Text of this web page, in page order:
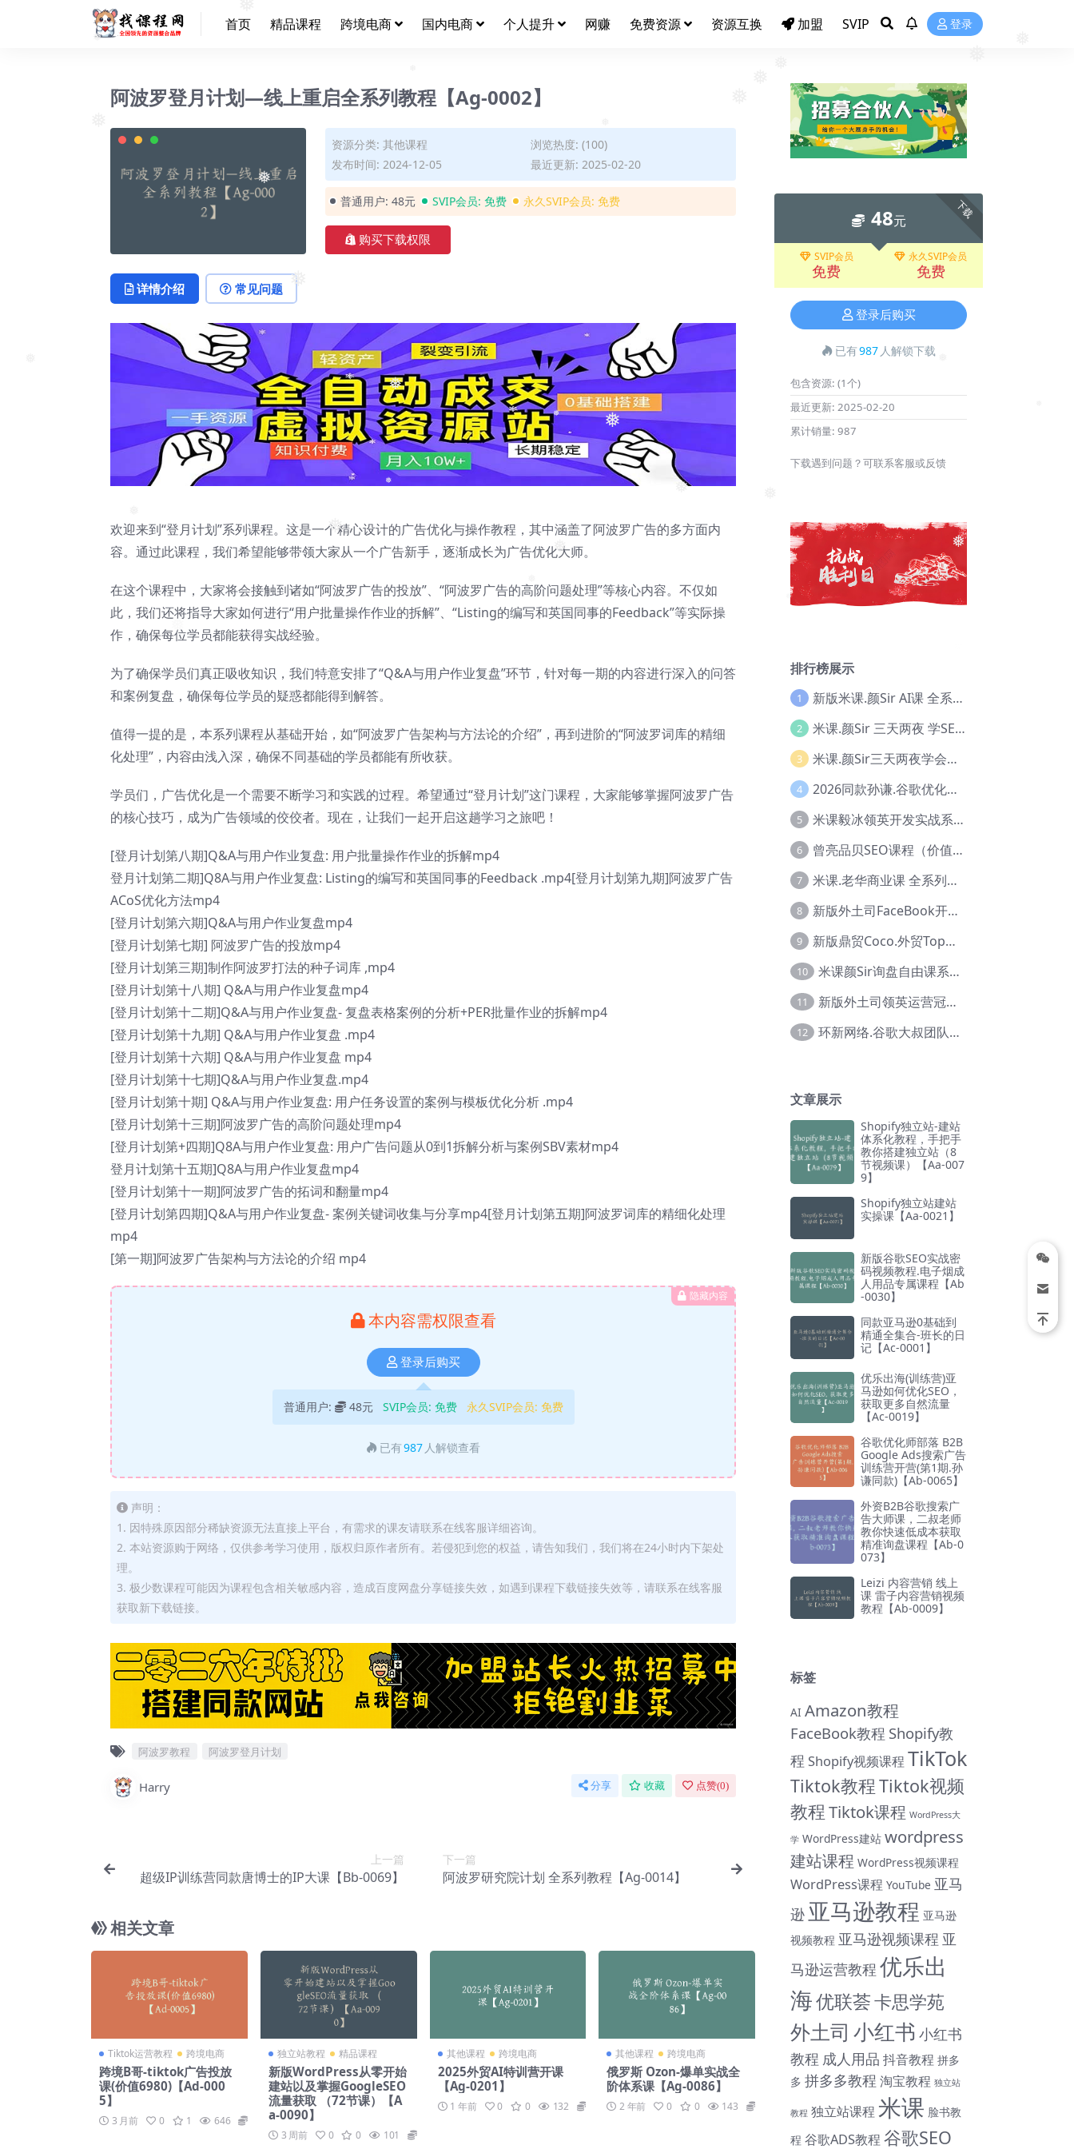
❅
❅
❅
❅
❅
❅
❅
❅
❅
❅
❅
❅
❅
❅ ❅
❅
首页 精品课程 跨境电商 国内电商 个人提升 网赚 免费资源 资源互换 加盟 SVIP 登录
阿波罗登月计划—线上重启全系列教程【Ag-0002】
资源分类: 其他课程
浏览热度: (100)
发布时间: 2024-12-05
最近更新: 2025-02-20
普通用户: 48元 SVIP会员: 免费 永久SVIP会员: 免费
购买下载权限
详情介绍 常见问题
欢迎来到“登月计划”系列课程。这是一个精心设计的广告优化与操作教程，其中涵盖了阿波罗广告的多方面内
容。通过此课程，我们希望能够带领大家从一个广告新手，逐渐成长为广告优化大师。
在这个课程中，大家将会接触到诸如“阿波罗广告的投放”、“阿波罗广告的高阶问题处理”等核心内容。不仅如
此，我们还将指导大家如何进行“用户批量操作作业的拆解”、“Listing的编写和英国同事的Feedback”等实际操
作，确保每位学员都能获得实战经验。
为了确保学员们真正吸收知识，我们特意安排了“Q&A与用户作业复盘”环节，针对每一期的内容进行深入的问答
和案例复盘，确保每位学员的疑惑都能得到解答。
值得一提的是，本系列课程从基础开始，如“阿波罗广告架构与方法论的介绍”，再到进阶的“阿波罗词库的精细
化处理”，内容由浅入深，确保不同基础的学员都能有所收获。
学员们，广告优化是一个需要不断学习和实践的过程。希望通过“登月计划”这门课程，大家能够掌握阿波罗广告
的核心技巧，成为广告领域的佼佼者。现在，让我们一起开启这趟学习之旅吧！
[登月计划第八期]Q&A与用户作业复盘: 用户批量操作作业的拆解mp4
登月计划第二期]Q8A与用户作业复盘: Listing的编写和英国同事的Feedback .mp4[登月计划第九期]阿波罗广告
ACoS优化方法mp4
[登月计划第六期]Q&A与用户作业复盘mp4
[登月计划第七期] 阿波罗广告的投放mp4
[登月计划第三期]制作阿波罗打法的种子词库 ,mp4
[登月计划第十八期] Q&A与用户作业复盘mp4
[登月计划第十二期]Q&A与用户作业复盘- 复盘表格案例的分析+PER批量作业的拆解mp4
[登月计划第十九期] Q&A与用户作业复盘 .mp4
[登月计划第十六期] Q&A与用户作业复盘 mp4
[登月计划第十七期]Q&A与用户作业复盘.mp4
[登月计划第十期] Q&A与用户作业复盘: 用户任务设置的案例与模板优化分析 .mp4
[登月计划第十三期]阿波罗广告的高阶问题处理mp4
[登月计划第+四期]Q8A与用户作业复盘: 用户广告问题从0到1拆解分析与案例SBV素材mp4
登月计划第十五期]Q8A与用户作业复盘mp4
[登月计划第十一期]阿波罗广告的拓词和翻量mp4
[登月计划第四期]Q&A与用户作业复盘- 案例关键词收集与分享mp4[登月计划第五期]阿波罗词库的精细化处理
mp4
[第一期]阿波罗广告架构与方法论的介绍 mp4
隐藏内容
本内容需权限查看
登录后购买
普通用户: 48元 SVIP会员: 免费 永久SVIP会员: 免费
已有987 人解锁查看
声明：
1. 因特殊原因部分稀缺资源无法直接上平台，有需求的课友请联系在线客服详细咨询。
2. 本站资源购于网络，仅供参考学习使用，版权归原作者所有。若侵犯到您的权益，请告知我们，我们将在24小时内下架处
理。
3. 极少数课程可能因为课程包含相关敏感内容，造成百度网盘分享链接失效，如遇到课程下载链接失效等，请联系在线客服
获取新下载链接。
阿波罗教程 阿波罗登月计划
Harry 分享 收藏 点赞(0)
上一篇
超级IP训练营同款唐博士的IP大课【Bb-0069】
下一篇
阿波罗研究院计划 全系列教程【Ag-0014】
相关文章
Tiktok运营教程 跨境电商
跨境B哥-tiktok广告投放
课(价值6980)【Ad-000
5】
3 月前 0 1 646
独立站教程 精品课程
新版WordPress从零开始
建站以及掌握GoogleSEO
流量获取 （72节课）【A
a-0090】
3 周前 0 0 101
其他课程 跨境电商
2025外贸AI特训营开课
【Ag-0201】
1 年前 0 0 132
其他课程 跨境电商
俄罗斯 Ozon-爆单实战全
阶体系课【Ag-0086】
2 年前 0 0 143
下载
48元
SVIP会员
免费
永久SVIP会员
免费
登录后购买
已有987 人解锁下载
包含资源: (1个)
最近更新: 2025-02-20
累计销量: 987
下载遇到问题？可联系客服或反馈
排行榜展示
1 新版米课.颜Sir AI课 全系列实战教程，价值9800，跨境首选！【Ag-0052】
2 米课.颜Sir 三天两夜 学SEO系列教程，价值9600元，跨境人都在学 【Ag-0056】
3 米课.颜Sir三天两夜学会建站，价值6900，MI课甄选课程 【Ag-0055】
4 2026同款孙谦.谷歌优化师部落内部VIP实战教程|价值4999元全网独家解码（官方报名版本）【@034】
5 米课毅冰领英开发实战系列教程，价值3980，跨境必选【Ag-0049】
6 曾亮品贝SEO课程（价值：9800）品贝全系列教程 【Ab-0022】
7 米课.老华商业课 全系列实战教程，跨境电商必学，价值16900元【Ag-0053】
8 新版外土司FaceBook开发冠军全系列教程【Ab-0021】
9 新版鼎贸Coco.外贸Top业务课 (圈内首次独家解码|460节课)【Ag-0091】
10 米课颜Sir询盘自由课系列视频教程【Ag-0020】
11 新版外土司领英运营冠军【Ag-0047】
12 环新网络.谷歌大叔团队谷歌SEO实战教程【Ab-0024】
文章展示
Shopify独立站-建站
体系化教程，手把手
教你搭建独立站（8
节视频课）【Aa-007
9】
Shopify独立站建站
实操课【Aa-0021】
新版谷歌SEO实战密
码视频教程.电子烟成
人用品专属课程【Ab
-0030】
同款亚马逊0基础到
精通全集合-班长的日
记【Ac-0001】
优乐出海(训练营)亚
马逊如何优化SEO，
获取更多自然流量
【Ac-0019】
谷歌优化师部落 B2B
Google Ads搜索广告
训练营开营(第1期.孙
谦同款)【Ab-0065】
外资B2B谷歌搜索广
告大师课，二叔老师
教你快速低成本获取
精准询盘课程【Ab-0
073】
Leizi 内容营销 线上
课 雷子内容营销视频
教程【Ab-0009】
标签
AI Amazon教程
FaceBook教程 Shopify教
程 Shopify视频课程 TikTok
Tiktok教程Tiktok视频
教程Tiktok课程 WordPress大
学 WordPress建站 wordpress
建站课程 WordPress视频课程
WordPress课程 YouTube 亚马
逊 亚马逊教程 亚马逊
视频教程 亚马逊视频课程 亚
马逊运营教程 优乐出
海优联荟卡思学苑
外土司 小红书 小红书
教程 成人用品 抖音教程 拼多
多 拼多多教程 淘宝教程 独立站
教程 独立站课程 米课 脸书教
程 谷歌ADS教程 谷歌SEO